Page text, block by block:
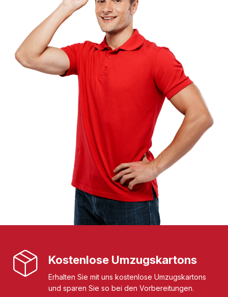
Kostenlose Umzugskartons
Erhalten Sie mit uns kostenlose Umzugskartons
und sparen Sie so bei den Vorbereitungen.